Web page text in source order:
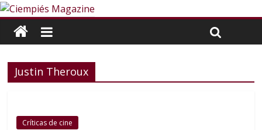
El Ciempiés de Humanes 6×47 «De nada por nada»
El Ciempiés de Humanes 6×46 «Ciudadano Minion»
Justin Theroux
Críticas de cine